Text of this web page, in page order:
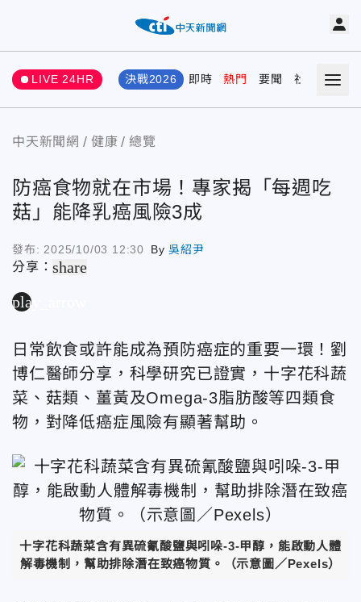
LIVE 24HR 決戰2026 即時 熱門 要聞 社會 娛樂
中天新聞網 健康 總覽
防癌食物就在市場！專家揭「每週吃
菇」能降乳癌風險3成
發布: 2025/10/03 12:30 By吳紹尹
分享：share
play_arrow
日常飲食或許能成為預防癌症的重要一環！劉
博仁醫師分享，科學研究已證實，十字花科蔬
菜、菇類、薑黃及Omega-3脂肪酸等四類食
物，對降低癌症風險有顯著幫助。
十字花科蔬菜含有異硫氰酸鹽與吲哚-3-甲醇，能啟動人體
解毒機制，幫助排除潛在致癌物質。
（示意圖／Pexels）